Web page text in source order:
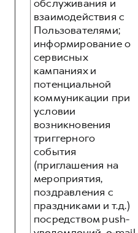
обслуживания и
взаимодействия с
Пользователями;
информирование о
сервисных
кампаниях и
потенциальной
коммуникации при
условии
возникновения
триггерного
события
(приглашения на
мероприятия,
поздравления с
праздниками и т.д.)
посредством push-